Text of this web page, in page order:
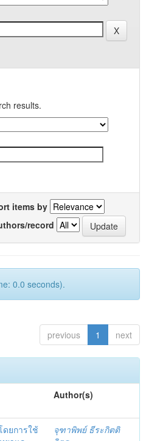
results.
items by
record
0.0 seconds).
previous 1 next
Author(s)
ยการใช้
จุฑาพิพย์ ธีระกิตติ